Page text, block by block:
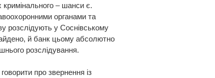
– шанси є.
органами та
розслідують у Соснівському
й банк цьому абсолютно
розслідування.
про звернення із